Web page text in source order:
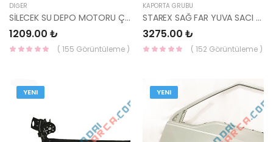
DIĞER
SİLECEK SU DEPO MOTORU ÇİFT ÇIKIŞ 98510-2J000-HMC
1209.00 ₺
( 155 Görüntüleme )
KAPORTA GRUBU
STAREX SAĞ FAR YUVA SACI 64102-4A400-HMC
3275.00 ₺
( 152 Görüntüleme )
YENI YENI